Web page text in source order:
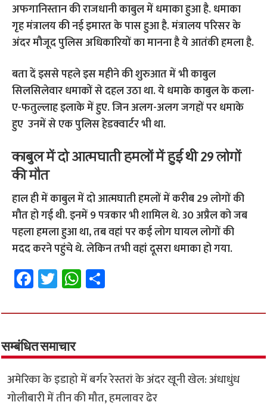
अफगानिस्तान की राजधानी काबुल में धमाका हुआ है. धमाका
गृह मंत्रालय की नई इमारत के पास हुआ है. मंत्रालय परिसर के
अंदर मौजूद पुलिस अधिकारियों का मानना है ये आतंकी हमला है.
बता दें इससे पहले इस महीने की शुरुआत में भी काबुल
सिलसिलेवार धमाकों से दहल उठा था. ये धमाके काबुल के कला-
ए-फतुल्लाह इलाके में हुए. जिन अलग-अलग जगहों पर धमाके
हुए उनमें से एक पुलिस हेडक्वार्टर भी था.
काबुल में दो आत्मघाती हमलों में हुई थी 29 लोगों
की मौत
हाल ही में काबुल में दो आत्मघाती हमलों में करीब 29 लोगों की
मौत हो गई थी. इनमें 9 पत्रकार भी शामिल थे. 30 अप्रैल को जब
पहला हमला हुआ था, तब वहां पर कई लोग घायल लोगों की
मदद करने पहुंचे थे. लेकिन तभी वहां दूसरा धमाका हो गया.
Fa
ce
b
o
o
k
T
wi
tt
er
W
h
at
p
p
ar
सम्बंधित समाचार
अमेरिका के इडाहो में बर्गर रेस्तरां के अंदर खूनी खेल: अंधाधुंध
गोलीबारी में तीन की मौत, हमलावर ढेर